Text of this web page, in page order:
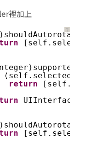
裡加上
？
return
)shouldAutorotate{